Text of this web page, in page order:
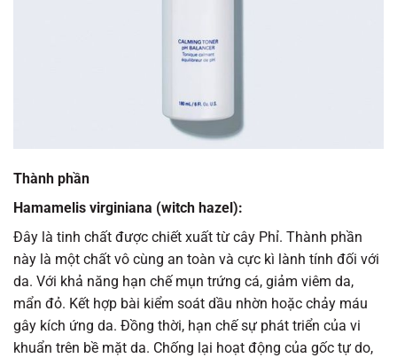
Thành phần
Hamamelis virginiana (witch hazel):
Đây là tinh chất được chiết xuất từ cây Phỉ. Thành phần
này là một chất vô cùng an toàn và cực kì lành tính đối với
da. Với khả năng hạn chế mụn trứng cá, giảm viêm da,
mẩn đỏ. Kết hợp bài kiểm soát dầu nhờn hoặc chảy máu
gây kích ứng da. Đồng thời, hạn chế sự phát triển của vi
khuẩn trên bề mặt da. Chống lại hoạt động của gốc tự do,